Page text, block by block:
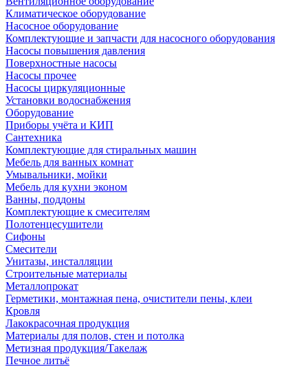
Климатическое оборудование
Насосное оборудование
Комплектующие и запчасти для насосного оборудования
Насосы повышения давления
Поверхностные насосы
Насосы прочее
Насосы циркуляционные
Установки водоснабжения
Оборудование
Приборы учёта и КИП
Сантехника
Комплектующие для стиральных машин
Мебель для ванных комнат
Умывальники, мойки
Мебель для кухни эконом
Ванны, поддоны
Комплектующие к смесителям
Полотенцесушители
Сифоны
Смесители
Унитазы, инсталляции
Строительные материалы
Металлопрокат
Герметики, монтажная пена, очистители пены, клеи
Кровля
Лакокрасочная продукция
Материалы для полов, стен и потолка
Метизная продукция/Такелаж
Печное литьё